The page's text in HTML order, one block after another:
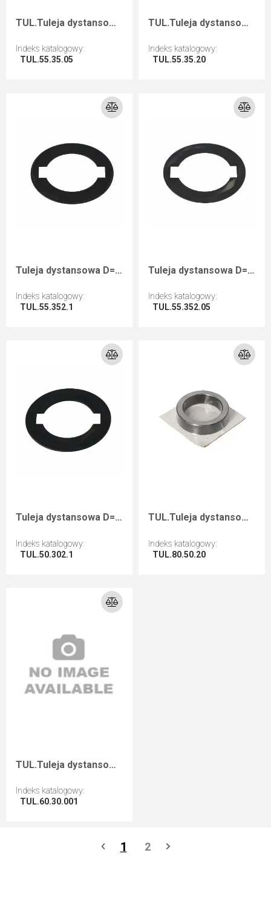
TUL.Tuleja dystansowa D=55 F=35 I=5
Indeks katalogowy:
TUL.55.35.05
TUL.Tuleja dystansowa D=55 F=35 I=20
Indeks katalogowy:
TUL.55.35.20
Tuleja dystansowa D=55 d=35+2CH B=1
Indeks katalogowy:
TUL.55.352.1
Tuleja dystansowa D=55 d=35+2CH B=0,5
Indeks katalogowy:
TUL.55.352.05
Tuleja dystansowa D=50 d=30+2CH B=1
Indeks katalogowy:
TUL.50.302.1
TUL.Tuleja dystansowa D=80 F=50 I=20 / do SETU DGF
Indeks katalogowy:
TUL.80.50.20
TUL.Tuleja dystansowa D=60 F=30 I=0,1
Indeks katalogowy:
TUL.60.30.001
1 2